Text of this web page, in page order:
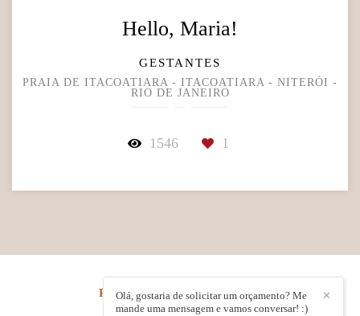
Hello, Maria!
GESTANTES
PRAIA DE ITACOATIARA - ITACOATIARA - NITERÓI -
RIO DE JANEIRO
1546 1
RENATA ROCHA/CONTATO ✕
Olá, gostaria de solicitar um orçamento? Me
mande uma mensagem e vamos conversar! :)